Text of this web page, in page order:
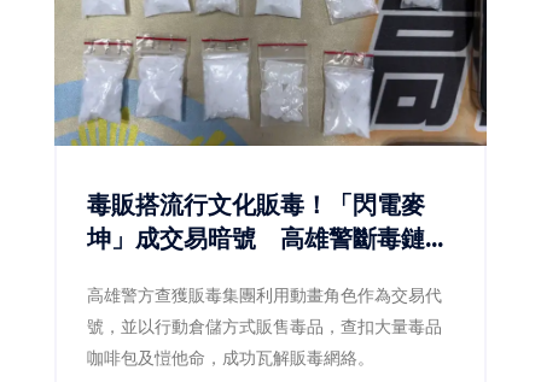
毒販搭流行文化販毒！「閃電麥
坤」成交易暗號 高雄警斷毒鏈逮
高雄警方查獲販毒集團利用動畫角色作為交易代
號，並以行動倉儲方式販售毒品，查扣大量毒品
咖啡包及愷他命，成功瓦解販毒網絡。